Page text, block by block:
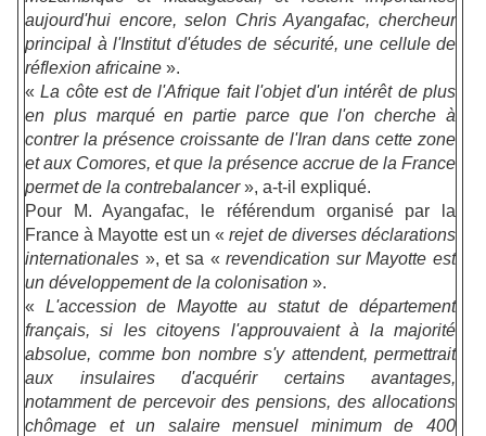
aujourd'hui encore, selon Chris Ayangafac, chercheur
principal à l'Institut d'études de sécurité, une cellule de
réflexion africaine ».
«La côte est de l'Afrique fait l'objet d'un intérêt de plus
en plus marqué en partie parce que l'on cherche à
contrer la présence croissante de l'Iran dans cette zone
et aux Comores, et que la présence accrue de la France
permet de la contrebalancer», a-t-il expliqué.
Pour M. Ayangafac, le référendum organisé par la
France à Mayotte est un «rejet de diverses déclarations
internationales », et sa «revendication sur Mayotte est
un développement de la colonisation ».
« L'accession de Mayotte au statut de département
français, si les citoyens l'approuvaient à la majorité
absolue, comme bon nombre s'y attendent, permettrait
aux insulaires d'acquérir certains avantages,
notamment de percevoir des pensions, des allocations
chômage et un salaire mensuel minimum de 400